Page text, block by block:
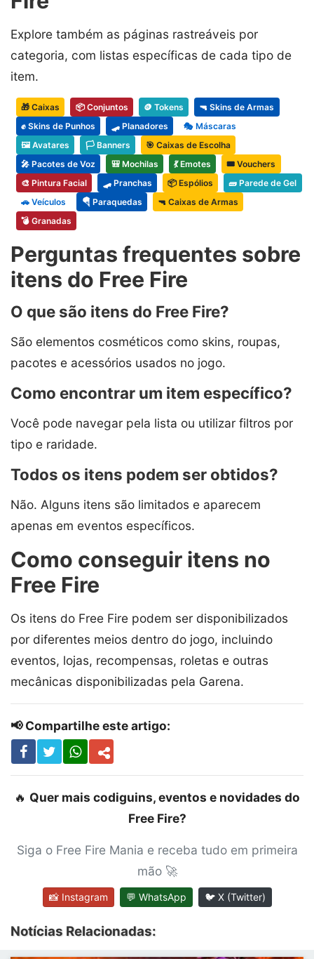
Explore também as páginas rastreáveis por
categoria, com listas específicas de cada tipo de
item.
🎁 Caixas 📦 Conjuntos 🪙 Tokens
🔫 Skins de Armas
✊ Skins de Punhos
🛹 Planadores
🎭 Máscaras
🖼️ Avatares
🏳️ Banners
🎯 Caixas de Escolha
🎤 Pacotes de Voz
🎒 Mochilas 💃 Emotes
🎟️ Vouchers
🎨 Pintura Facial
🛹 Pranchas 📦 Espólios
🧱 Parede de Gel
🚗 Veículos
🪂 Paraquedas
🔫 Caixas de Armas
💣 Granadas
Perguntas frequentes sobre
itens do Free Fire
O que são itens do Free Fire?
São elementos cosméticos como skins, roupas,
pacotes e acessórios usados no jogo.
Como encontrar um item específico?
Você pode navegar pela lista ou utilizar filtros por
tipo e raridade.
Todos os itens podem ser obtidos?
Não. Alguns itens são limitados e aparecem
apenas em eventos específicos.
Como conseguir itens no
Free Fire
Os itens do Free Fire podem ser disponibilizados
por diferentes meios dentro do jogo, incluindo
eventos, lojas, recompensas, roletas e outras
mecânicas disponibilizadas pela Garena.
📢 Compartilhe este artigo:
🔥 Quer mais codiguins, eventos e novidades do
Free Fire?
Siga o Free Fire Mania e receba tudo em primeira
mão 🚀
📸 Instagram 💬 WhatsApp 🐦 X (Twitter)
Notícias Relacionadas: